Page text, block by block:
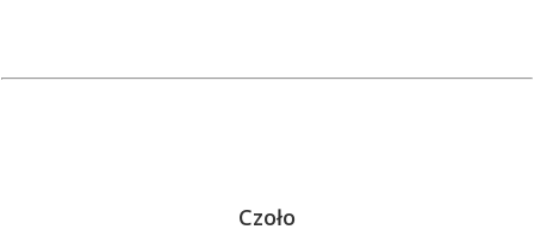
Czoło